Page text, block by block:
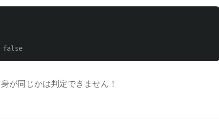
が同じかは判定できません！